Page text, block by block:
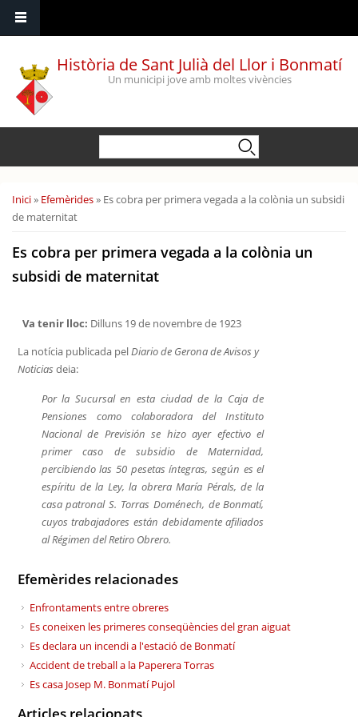
Història de Sant Julià del Llor i Bonmatí
Un municipi jove amb moltes vivències
Esteu aquí
Inici» Efemèrides» Es cobra per primera vegada a la colònia un subsidi
de maternitat
Es cobra per primera vegada a la colònia un
subsidi de maternitat
Va tenir lloc: Dilluns 19 de novembre de 1923
La notícia publicada pel Diario de Gerona de Avisos y
Noticias deia:
Por la Sucursal en esta ciudad de la Caja de
Pensiones como colaboradora del Instituto
Nacional de Previsión se hizo ayer efectivo el
primer caso de subsidio de Maternidad,
percibiendo las 50 pesetas íntegras, según es el
espíritu de la Ley, la obrera María Pérals, de la
casa patronal S. Torras Doménech, de Bonmatí,
cuyos trabajadores están debidamente afiliados
al Régimen del Retiro Obrero.
Efemèrides relacionades
Enfrontaments entre obreres
Es coneixen les primeres conseqüències del gran aiguat
Es declara un incendi a l'estació de Bonmatí
Accident de treball a la Paperera Torras
Es casa Josep M. Bonmatí Pujol
Articles relacionats